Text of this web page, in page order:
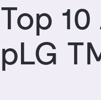
Top
pLG